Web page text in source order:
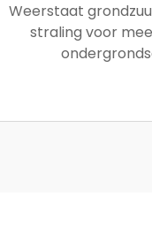
Weerstaat
straling voor